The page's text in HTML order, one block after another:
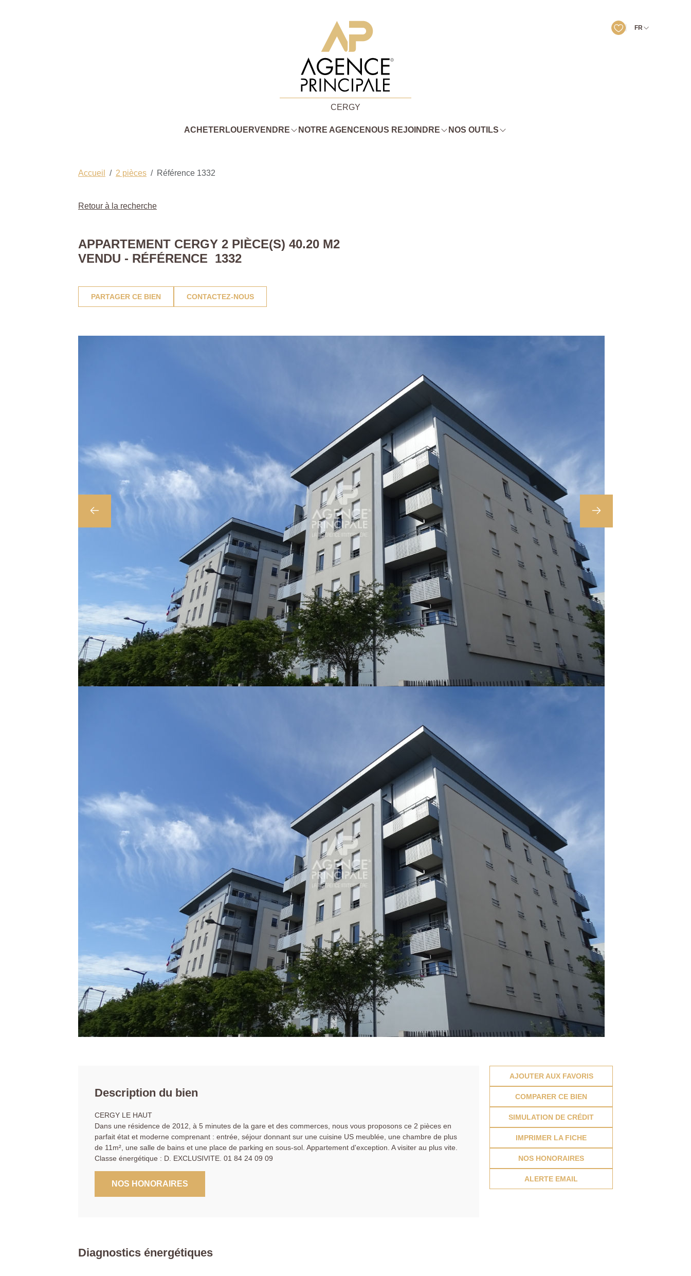
FR
CERGY
ACHETER LOUERVENDRE NOTRE AGENCE NOUS REJOINDRE NOS OUTILS
Accueil 2 pièces Référence 1332
Retour à la recherche
APPARTEMENT CERGY 2 PIÈCE(S) 40.20 M2
VENDU - RÉFÉRENCE 1332
PARTAGER CE BIEN CONTACTEZ-NOUS
Description du bien
CERGY LE HAUT
Dans une résidence de 2012, à 5 minutes de la gare et des commerces, nous vous proposons ce 2 pièces en
parfait état et moderne comprenant : entrée, séjour donnant sur une cuisine US meublée, une chambre de plus
de 11m², une salle de bains et une place de parking en sous-sol. Appartement d'exception. A visiter au plus vite.
Classe énergétique : D. EXCLUSIVITE. 01 84 24 09 09
NOS HONORAIRES
AJOUTER AUX FAVORIS
COMPARER CE BIEN
SIMULATION DE CRÉDIT
IMPRIMER LA FICHE
NOS HONORAIRES
ALERTE EMAIL
Diagnostics énergétiques